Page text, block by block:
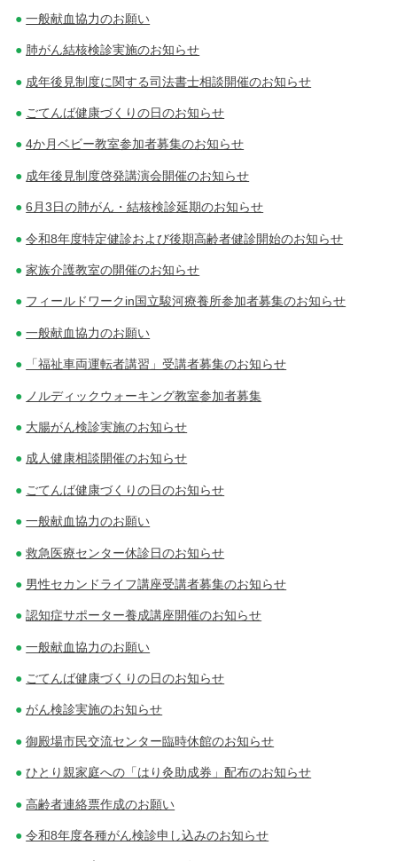
ン 一般献血協力のお願い
肺がん結核検診実施のお知らせ
成年後見制度に関する司法書士相談開催のお知らせ
ごてんば健康づくりの日のお知らせ
4か月ベビー教室参加者募集のお知らせ
成年後見制度啓発講演会開催のお知らせ
6月3日の肺がん・結核検診延期のお知らせ
令和8年度特定健診および後期高齢者健診開始のお知らせ
家族介護教室の開催のお知らせ
フィールドワークin国立駿河療養所参加者募集のお知らせ
一般献血協力のお願い
「福祉車両運転者講習」受講者募集のお知らせ
ノルディックウォーキング教室参加者募集
大腸がん検診実施のお知らせ
成人健康相談開催のお知らせ
ごてんば健康づくりの日のお知らせ
一般献血協力のお願い
救急医療センター休診日のお知らせ
男性セカンドライフ講座受講者募集のお知らせ
認知症サポーター養成講座開催のお知らせ
一般献血協力のお願い
ごてんば健康づくりの日のお知らせ
がん検診実施のお知らせ
御殿場市民交流センター臨時休館のお知らせ
ひとり親家庭への「はり灸助成券」配布のお知らせ
高齢者連絡票作成のお願い
令和8年度各種がん検診申し込みのお知らせ